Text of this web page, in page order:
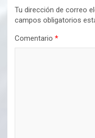
Tu dirección de correo
campos obligatorios
Comentario *